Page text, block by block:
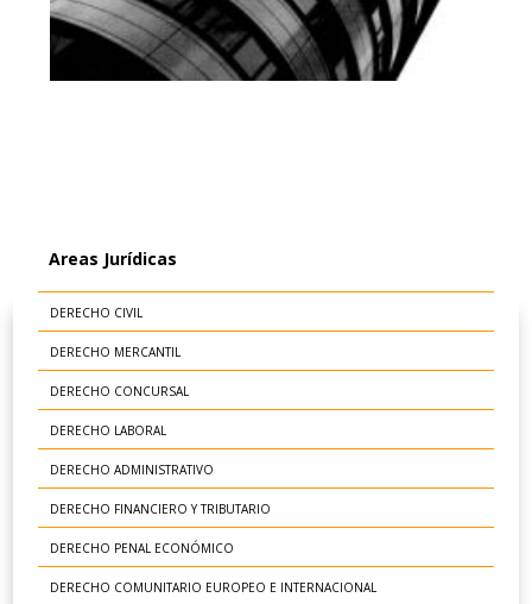
Areas Jurídicas
DERECHO CIVIL
DERECHO MERCANTIL
DERECHO CONCURSAL
DERECHO LABORAL
DERECHO ADMINISTRATIVO
DERECHO FINANCIERO Y TRIBUTARIO
DERECHO PENAL ECONÓMICO
DERECHO COMUNITARIO EUROPEO E INTERNACIONAL